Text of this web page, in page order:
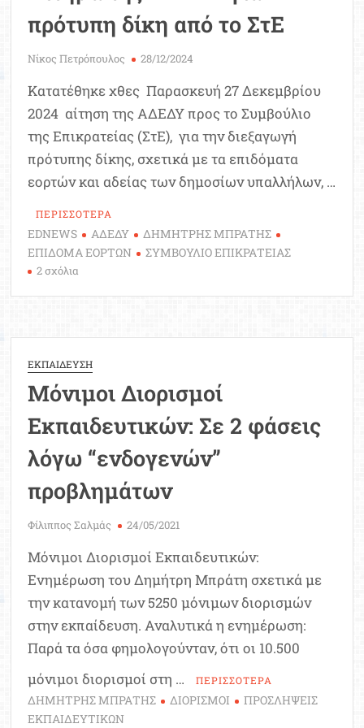
πρότυπη δίκη από το ΣτΕ
Νίκος Πετρόπουλος 28/12/2024
Κατατέθηκε χθες Παρασκευή 27 Δεκεμβρίου
2024 αίτηση της ΑΔΕΔΥ προς το Συμβούλιο
της Επικρατείας (ΣτΕ), για την διεξαγωγή
πρότυπης δίκης, σχετικά με τα επιδόματα
εορτών και αδείας των δημοσίων υπαλλήλων, …
ΠΕΡΙΣΣΟΤΕΡΑ
EDNEWS ΑΔΕΔΥ
ΔΗΜΗΤΡΗΣ ΜΠΡΑΤΗΣ
ΕΠΙΔΟΜΑ ΕΟΡΤΩΝ
ΣΥΜΒΟΥΛΙΟ ΕΠΙΚΡΑΤΕΙΑΣ
2 σχόλια
Αίτημα
της
ΑΔΕΔΥ
για
δίκη
από
το
ΣτΕ
ΕΚΠΑΙΔΕΥΣΗ
Μόνιμοι Διορισμοί
Εκπαιδευτικών: Σε 2 φάσεις
λόγω “ενδογενών”
προβλημάτων
Φίλιππος Σαλμάς 24/05/2021
Μόνιμοι Διορισμοί Εκπαιδευτικών:
Ενημέρωση του Δημήτρη Μπράτη σχετικά με
την κατανομή των 5250 μόνιμων διορισμών
στην εκπαίδευση. Αναλυτικά η ενημέρωση:
Παρά τα όσα φημολογούνταν, ότι οι 10.500
μόνιμοι διορισμοί στη …
ΠΕΡΙΣΣΟΤΕΡΑ
ΔΗΜΗΤΡΗΣ ΜΠΡΑΤΗΣ ΔΙΟΡΙΣΜΟΙ
ΠΡΟΣΛΗΨΕΙΣ
ΕΚΠΑΙΔΕΥΤΙΚΩΝ